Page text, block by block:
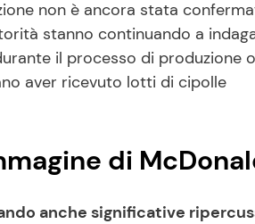
non è ancora stata
stanno continuando a
il processo di produzione o
aver ricevuto lotti di cipolle
di
anche significative